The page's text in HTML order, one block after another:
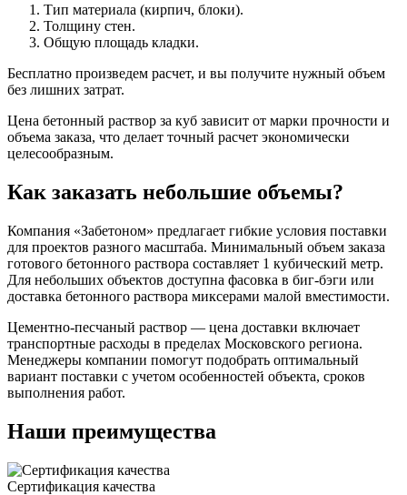
Тип материала (кирпич, блоки).
Толщину стен.
Общую площадь кладки.
Бесплатно произведем расчет, и вы получите нужный объем
без лишних затрат.
Цена бетонный раствор за куб зависит от марки прочности и
объема заказа, что делает точный расчет экономически
целесообразным.
Как заказать небольшие объемы?
Компания «Забетоном» предлагает гибкие условия поставки
для проектов разного масштаба. Минимальный объем заказа
готового бетонного раствора составляет 1 кубический метр.
Для небольших объектов доступна фасовка в биг-бэги или
доставка бетонного раствора миксерами малой вместимости.
Цементно-песчаный раствор — цена доставки включает
транспортные расходы в пределах Московского региона.
Менеджеры компании помогут подобрать оптимальный
вариант поставки с учетом особенностей объекта, сроков
выполнения работ.
Наши преимущества
Сертификация качества